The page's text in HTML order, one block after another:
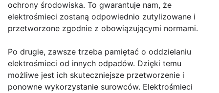
ochrony środowiska. To gwarantuje nam, że
elektrośmieci zostaną odpowiednio zutylizowane i
przetworzone zgodnie z obowiązującymi normami.
Po drugie, zawsze trzeba pamiętać o oddzielaniu
elektrośmieci od innych odpadów. Dzięki temu
możliwe jest ich skuteczniejsze przetworzenie i
ponowne wykorzystanie surowców. Elektrośmieci